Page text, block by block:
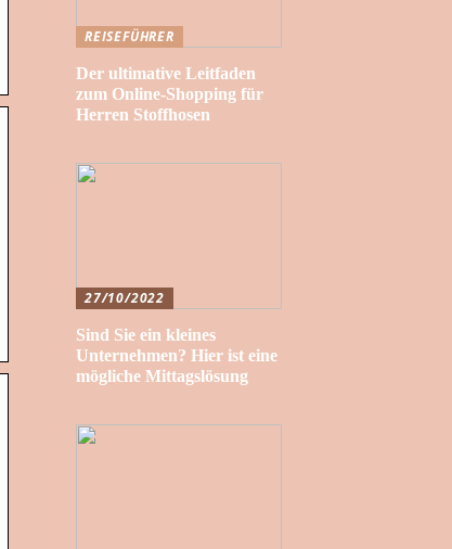
REISEFÜHRER
Der ultimative Leitfaden
zum Online-Shopping für
Herren Stoffhosen
27/10/2022
Sind Sie ein kleines
Unternehmen? Hier ist eine
mögliche Mittagslösung